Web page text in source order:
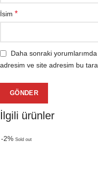
İsim *
Daha sonraki
adresim ve site adresim bu
İlgili ürünler
-2% Sold out